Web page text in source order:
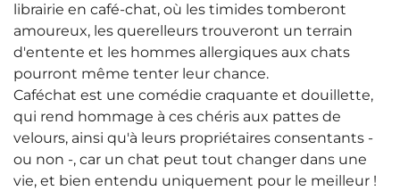
librairie en café-chat, où les timides tomberont
amoureux, les querelleurs trouveront un terrain
d'entente et les hommes allergiques aux chats
pourront même tenter leur chance.
Caféchat est une comédie craquante et douillette,
qui rend hommage à ces chéris aux pattes de
velours, ainsi qu'à leurs propriétaires consentants -
ou non -, car un chat peut tout changer dans une
vie, et bien entendu uniquement pour le meilleur !